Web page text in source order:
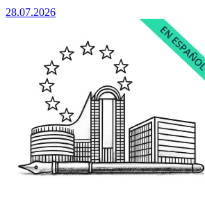
28.07.2026